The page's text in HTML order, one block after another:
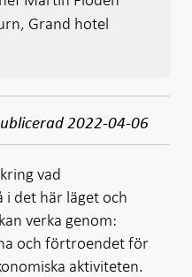
Grand hotel
2022-04-06
vad
i det här läget och
verka genom:
och förtroendet för
aktiviteten.